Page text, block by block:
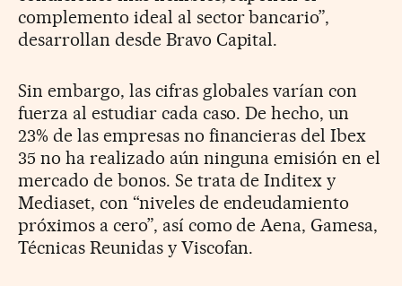
complemento ideal al sector bancario”,
desarrollan desde Bravo Capital.
Sin embargo, las cifras globales varían con
fuerza al estudiar cada caso. De hecho, un
23% de las empresas no financieras del Ibex
35 no ha realizado aún ninguna emisión en el
mercado de bonos. Se trata de Inditex y
Mediaset, con “niveles de endeudamiento
próximos a cero”, así como de Aena, Gamesa,
Técnicas Reunidas y Viscofan.